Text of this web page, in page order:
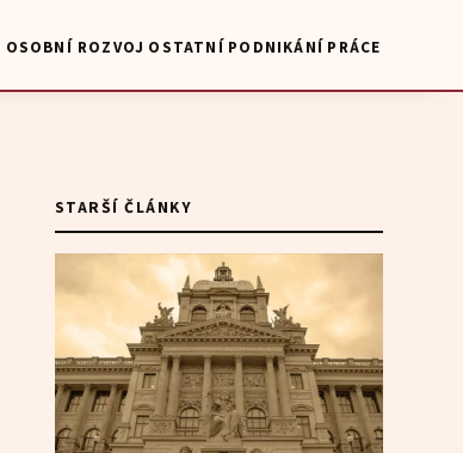
OSOBNÍ ROZVOJ OSTATNÍ PODNIKÁNÍ PRÁCE
STARŠÍ ČLÁNKY